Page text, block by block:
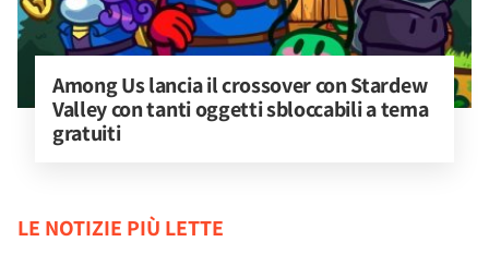
Among Us lancia il crossover con Stardew
Valley con tanti oggetti sbloccabili a tema
gratuiti
LE NOTIZIE PIÙ LETTE